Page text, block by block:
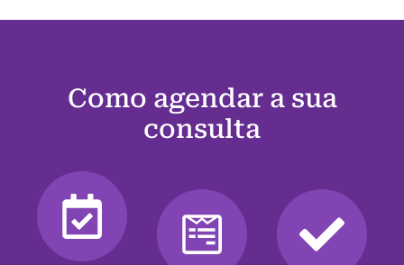
Como agendar a sua
consulta